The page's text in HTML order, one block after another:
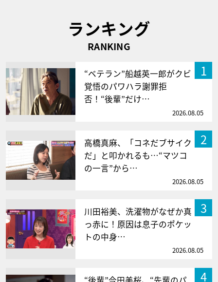
ランキング
RANKING
1
“ベテラン”船越英一郎がクビ
覚悟のパワハラ謝罪拒
否！“後輩”だけ…
2026.08.05
2
高橋真麻、「コネだブサイク
だ」と叩かれるも…“マツコ
の一言”から…
2026.08.05
3
川田裕美、洗濯物がなぜか真
っ赤に！原因は息子のポケッ
トの中身…
2026.08.05
4